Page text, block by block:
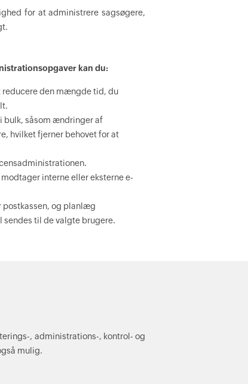
for at administrere sagsøgere,
kan du:
den mængde tid, du
bulk, såsom ændringer af
hvilket fjerner behovet for at
interne eller eksterne e-
postkassen, og planlæg
til de valgte brugere.
, administrations-, kontrol- og
mulig.